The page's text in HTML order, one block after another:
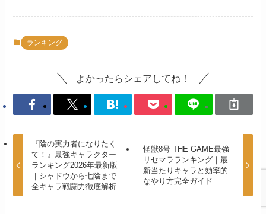
ランキング
よかったらシェアしてね！
『陰の実力者になりたく
て！』最強キャラクター
ランキング2026年最新版
｜シャドウから七陰まで
全キャラ戦闘力徹底解析
怪獣8号 THE GAME最強
リセマラランキング｜最
新当たりキャラと効率的
なやり方完全ガイド